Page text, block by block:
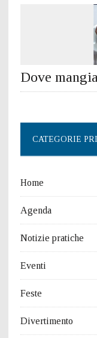
Dove
CATEGORIE
Home
Agenda
Notizie pratiche
Eventi
Feste
Divertimento